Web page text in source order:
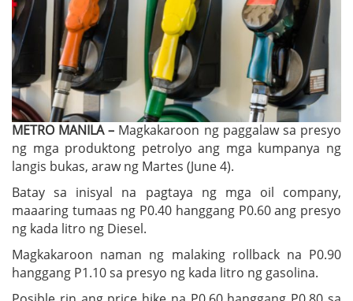
METRO MANILA – Magkakaroon ng paggalaw sa presyo
ng mga produktong petrolyo ang mga kumpanya ng
langis bukas, araw ng Martes (June 4).
Batay sa inisyal na pagtaya ng mga oil company,
maaaring tumaas ng P0.40 hanggang P0.60 ang presyo
ng kada litro ng Diesel.
Magkakaroon naman ng malaking rollback na P0.90
hanggang P1.10 sa presyo ng kada litro ng gasolina.